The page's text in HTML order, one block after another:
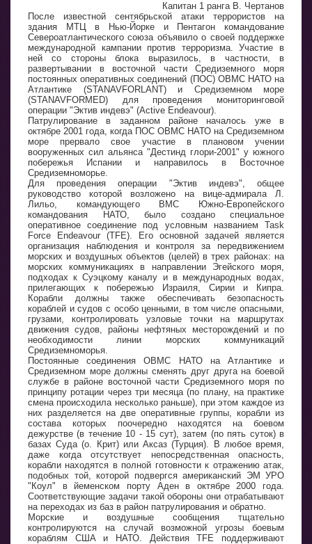
Капитан 1 ранга В. Чертанов
После известной сентябрьской атаки террористов на
здания МТЦ в Нью-Йорке и Пентагон командование
Североатлантического союза объявило о своей поддержке
международной кампании против терроризма. Участие в
ней со стороны блока выразилось, в частности, в
развертывании в восточной части Средиземного моря
постоянных оперативных соединений (ПОС) ОВМС НАТО на
Атлантике (STANAVFORLANT) и Средиземном море
(STANAVFORMED) для проведения мониторинговой
операции "Эктив индевэ" (Active Endeavour).
Патрулирование в заданном районе началось уже в
октябре 2001 года, когда ПОС ОВМС НАТО на Средиземном
море прервало свое участие в плановом учении
вооруженных сил альянса "Дестинд глори-2001" у южного
побережья Испании и направилось в Восточное
Средиземноморье.
Для проведения операции "Эктив индевэ", общее
руководство которой возложено на вице-адмирала Л.
Лильо, командующего ВМС Южно-Европейского
командования НАТО, было создано специальное
оперативное соединение под условным названием Task
Force Endeavour (TFE). Его основной задачей является
организация наблюдения и контроля за передвижением
морских и воздушных объектов (целей) в трех районах: на
морских коммуникациях в направлении Эгейского моря,
подходах к Суэцкому каналу и в международных водах,
прилегающих к побережью Израиля, Сирии и Кипра.
Корабли должны также обеспечивать безопасность
кораблей и судов с особо ценными, в том числе опасными,
грузами, контролировать узловые точки на маршрутах
движения судов, районы нефтяных месторождений и по
необходимости линии морских коммуникаций
Средиземноморья.
Постоянные соединения ОВМС НАТО на Атлантике и
Средиземном море должны сменять друг друга на боевой
службе в районе восточной части Средиземного моря по
принципу ротации через три месяца (по плану, на практике
смена происходила несколько раньше), при этом каждое из
них разделяется на две оперативные группы, корабли из
состава которых поочередно находятся на боевом
дежурстве (в течение 10 - 15 сут), затем (по пять суток) в
базах Суда (о. Крит) или Аксаз (Турция). В любое время,
даже когда отсутствует непосредственная опасность,
корабли находятся в полной готовности к отражению атак,
подобных той, которой подвергся американский ЭМ УРО
"Коул" в йеменском порту Аден в октябре 2000 года.
Соответствующие задачи такой обороны они отрабатывают
на переходах из баз в район патрулирования и обратно.
Морские и воздушные сообщения тщательно
контролируются на случай возможной угрозы боевым
кораблям США и НАТО. Действия TFE поддерживают